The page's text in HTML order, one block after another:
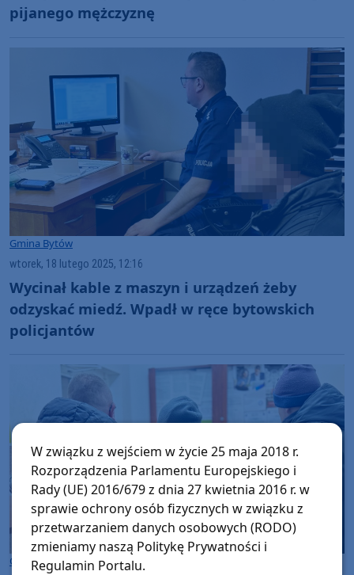
pijanego mężczyznę
Gmina Bytów
wtorek, 18 lutego 2025, 12:16
Wycinał kable z maszyn i urządzeń żeby
odzyskać miedź. Wpadł w ręce bytowskich
policjantów
Gmina Bytów
W związku z wejściem w życie 25 maja 2018 r.
Rozporządzenia Parlamentu Europejskiego i
Rady (UE) 2016/679 z dnia 27 kwietnia 2016 r. w
sprawie ochrony osób fizycznych w związku z
przetwarzaniem danych osobowych (RODO)
zmieniamy naszą Politykę Prywatności i
Regulamin Portalu.